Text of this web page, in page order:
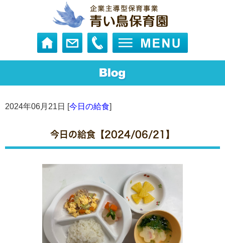
2024年06月21日 [今日の給食]
今日の給食【2024/06/21】